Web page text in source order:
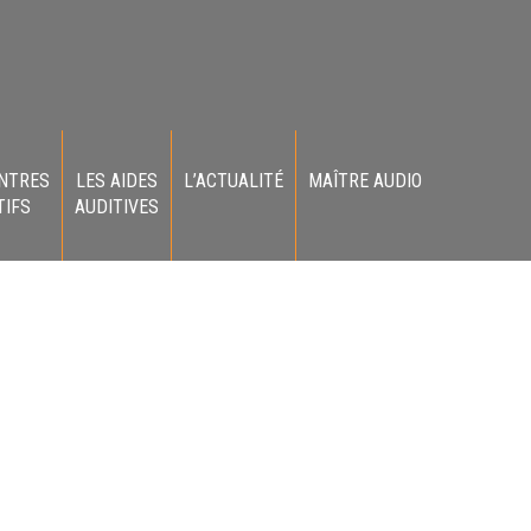
LES AIDES
AUDITIVES
L’ACTUALITÉ MAÎTRE AUDIO